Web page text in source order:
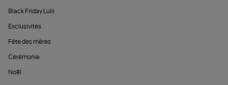
Black Friday Lulli
Exclusivités
Fête des mères
Cérémonie
Noël